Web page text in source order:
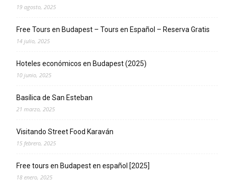
19 agosto, 2025
Free Tours en Budapest – Tours en Español – Reserva Gratis
14 julio, 2025
Hoteles económicos en Budapest (2025)
10 junio, 2025
Basílica de San Esteban
21 marzo, 2025
Visitando Street Food Karaván
15 febrero, 2025
Free tours en Budapest en español [2025]
18 enero, 2025